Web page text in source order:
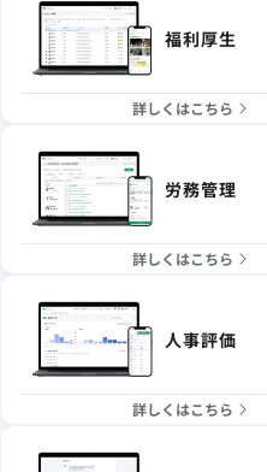
福利厚生
詳しくはこちら
労務管理
詳しくはこちら
人事評価
詳しくはこちら